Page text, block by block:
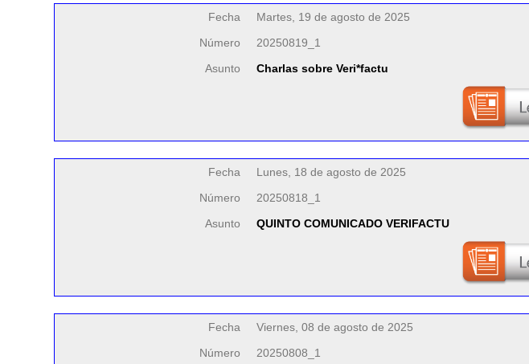
Fecha
Martes, 19 de agosto de 2025
Número
20250819_1
Asunto
Charlas sobre Veri*factu
Fecha
Lunes, 18 de agosto de 2025
Número
20250818_1
Asunto
QUINTO COMUNICADO VERIFACTU
Fecha
Viernes, 08 de agosto de 2025
Número
20250808_1